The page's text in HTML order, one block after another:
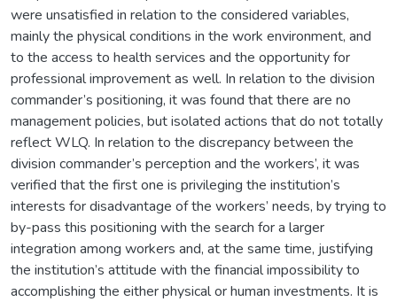
were unsatisfied in relation to the considered variables,
mainly the physical conditions in the work environment, and
to the access to health services and the opportunity for
professional improvement as well. In relation to the division
commander’s positioning, it was found that there are no
management policies, but isolated actions that do not totally
reflect WLQ. In relation to the discrepancy between the
division commander’s perception and the workers’, it was
verified that the first one is privileging the institution’s
interests for disadvantage of the workers’ needs, by trying to
by-pass this positioning with the search for a larger
integration among workers and, at the same time, justifying
the institution’s attitude with the financial impossibility to
accomplishing the either physical or human investments. It is